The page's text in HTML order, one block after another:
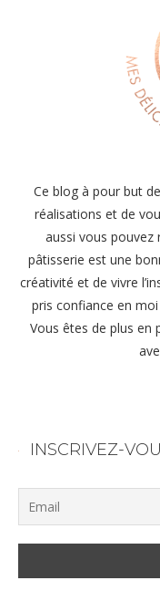
Ce blog à pour but
réalisations et de
aussi vous pouvez
pâtisserie est une
créativité et de vivre
pris confiance en
Vous êtes de plus en
INSCRIVEZ-